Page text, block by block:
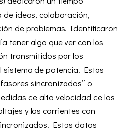
de ideas, colaboración,
de problemas. Identificaron
tener algo que ver con los
transmitidos por los
de potencia. Estos
sincronizados” o
de alta velocidad de los
y las corrientes con
Estos datos